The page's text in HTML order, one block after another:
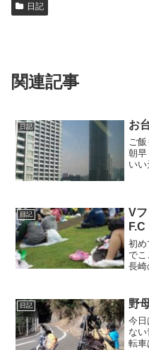
日記
関連記事
日記 お
ご飯
朝早
いい
日記
V
F.C
初め
でこ
長崎
公
に
が降
まし
日記 野
今日
な
転車